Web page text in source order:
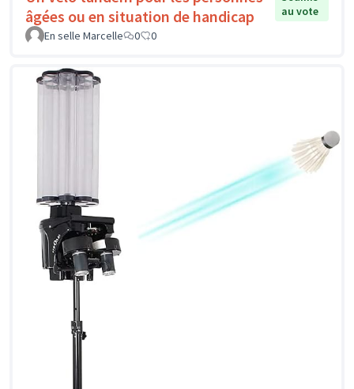
âgées ou en situation de handicap
au vote
En selle Marcelle
0 0